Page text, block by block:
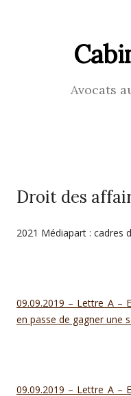
Avocats
Droit des
2021 Médiapart : cadres
09.09.2019 – Lettre A –
en passe de gagner une
09.09.2019 – Lettre A –